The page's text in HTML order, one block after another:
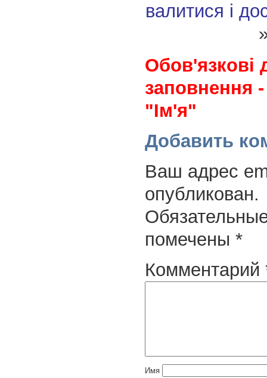
валитися і
Обов'язкові
заповнення
"Ім'я"
Добавить
Ваш адрес
опубликован.
помечены *
Комментарий
Имя